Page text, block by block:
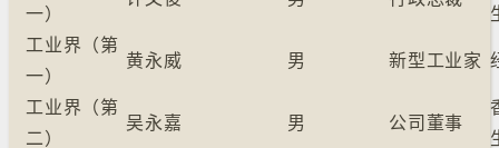
一）
工业界（第
一）
黄永威 男 新型工业家
工业界（第
二）
吴永嘉 男 公司董事